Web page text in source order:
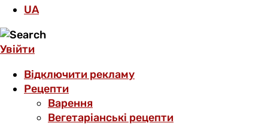
UA
Увійти
Відключити рекламу
Рецепти
Варення
Вегетаріанські рецепти